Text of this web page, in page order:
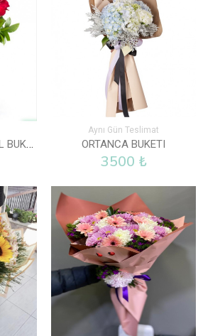
41 ADET NATUREL GÜL BUKETI
Aynı Gün Teslimat
ORTANCA BUKETI
3500 ₺